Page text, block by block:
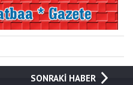
SONRAKİ HABER